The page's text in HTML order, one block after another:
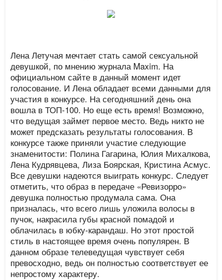
Лена Летучая мечтает стать самой сексуальной
девушкой, по мнению журнала Maxim. На
официальном сайте в данный момент идет
голосование. И Лена обладает всеми данными для
участия в конкурсе. На сегодняшний день она
вошла в ТОП-100. Но еще есть время! Возможно,
что ведущая займет первое место. Ведь никто не
может предсказать результаты голосования. В
конкурсе также приняли участие следующие
знаменитости: Полина Гагарина, Юлия Михалкова,
Лена Кудрявцева, Лиза Боярская, Кристина Асмус.
Все девушки надеются выиграть конкурс. Следует
отметить, что образ в передаче «Ревизорро»
девушка полностью продумала сама. Она
призналась, что всего лишь уложила волосы в
пучок, накрасила губы красной помадой и
облачилась в юбку-карандаш. Но этот простой
стиль в настоящее время очень популярен. В
данном образе телеведущая чувствует себя
превосходно, ведь он полностью соответствует ее
непростому характеру.